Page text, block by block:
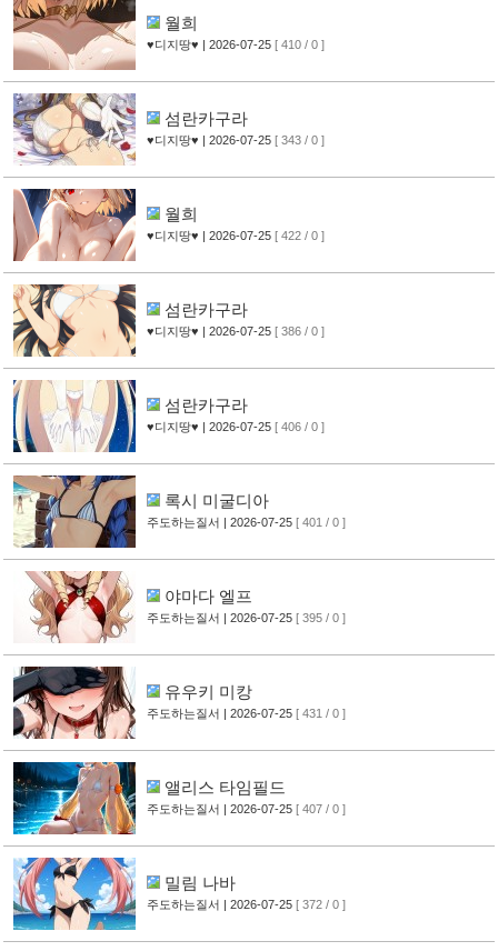
월희
♥디지땅♥ | 2026-07-25 [ 410 / 0 ]
섬란카구라
♥디지땅♥ | 2026-07-25 [ 343 / 0 ]
월희
♥디지땅♥ | 2026-07-25 [ 422 / 0 ]
섬란카구라
♥디지땅♥ | 2026-07-25 [ 386 / 0 ]
섬란카구라
♥디지땅♥ | 2026-07-25 [ 406 / 0 ]
록시 미굴디아
주도하는질서 | 2026-07-25 [ 401 / 0 ]
야마다 엘프
주도하는질서 | 2026-07-25 [ 395 / 0 ]
유우키 미캉
주도하는질서 | 2026-07-25 [ 431 / 0 ]
앨리스 타임필드
주도하는질서 | 2026-07-25 [ 407 / 0 ]
밀림 나바
주도하는질서 | 2026-07-25 [ 372 / 0 ]